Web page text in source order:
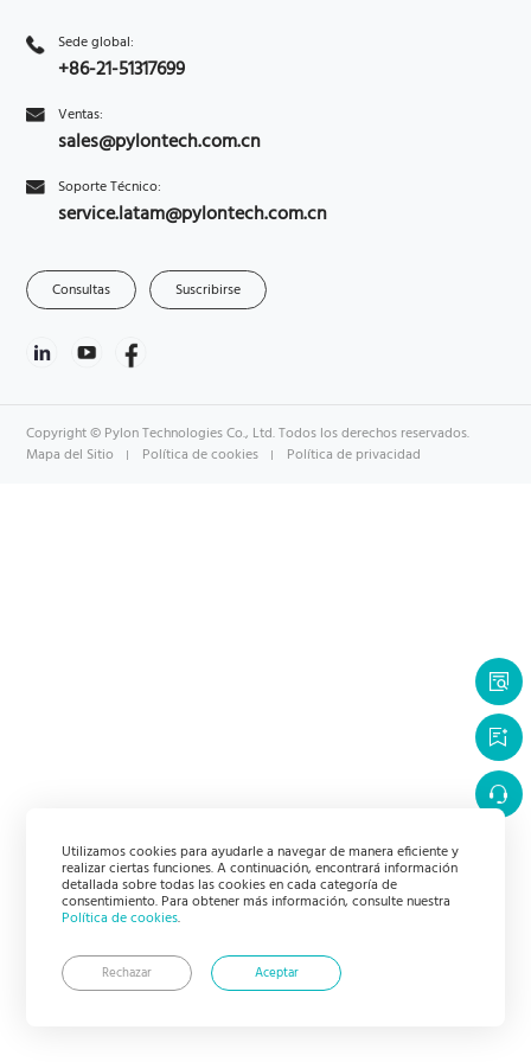
Utilizamos cookies para ayudarle a navegar de manera eficiente y
realizar ciertas funciones. A continuación, encontrará información
detallada sobre todas las cookies en cada categoría de
consentimiento. Para obtener más información, consulte nuestra
Política de cookies.
Aceptar
Rechazar
Sede global:
+86-21-51317699
Ventas:
sales@pylontech.com.cn
Soporte Técnico:
service.latam@pylontech.com.cn
Consultas Suscribirse
Copyright © Pylon Technologies Co., Ltd. Todos los derechos reservados.
Mapa del Sitio
Política de cookies Política de privacidad